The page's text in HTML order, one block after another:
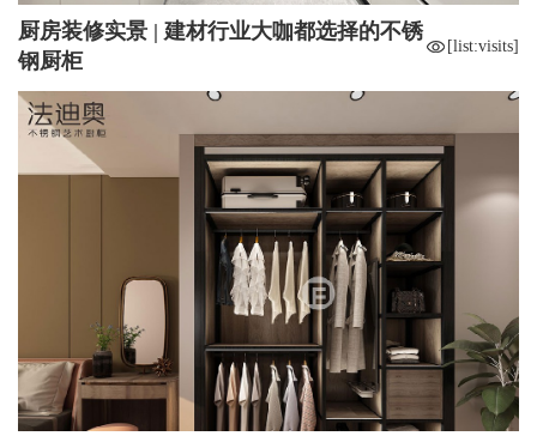
厨房装修实景 | 建材行业大咖都选择的不锈
钢厨柜
[list:visits]